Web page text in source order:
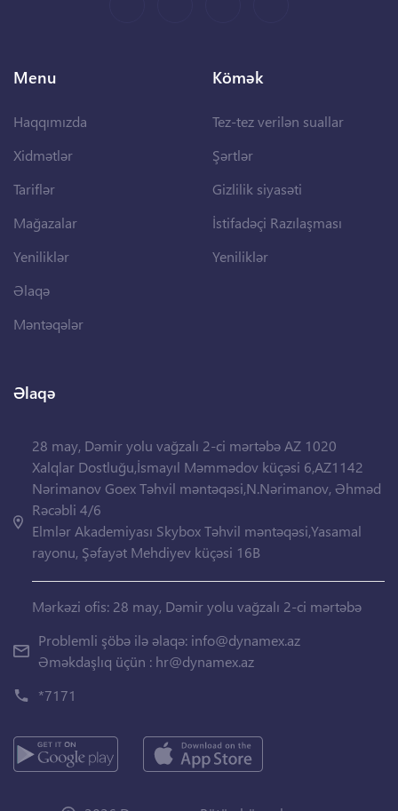
Menu
Haqqımızda
Xidmətlər
Tariflər
Mağazalar
Yeniliklər
Əlaqə
Məntəqələr
Kömək
Tez-tez verilən suallar
Şərtlər
Gizlilik siyasəti
İstifadəçi Razılaşması
Yeniliklər
Əlaqə
28 may, Dəmir yolu vağzalı 2-ci mərtəbə AZ 1020
Xalqlar Dostluğu,İsmayıl Məmmədov küçəsi 6,AZ1142
Nərimanov Goex Təhvil məntəqəsi,N.Nərimanov, Əhməd
Rəcəbli 4/6
Elmlər Akademiyası Skybox Təhvil məntəqəsi,Yasamal
rayonu, Şəfayət Mehdiyev küçəsi 16B
Mərkəzi ofis: 28 may, Dəmir yolu vağzalı 2-ci mərtəbə
Problemli şöbə ilə əlaqə: info@dynamex.az
Əməkdaşlıq üçün : hr@dynamex.az
*7171